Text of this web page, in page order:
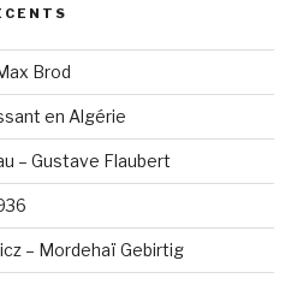
Brod
en Algérie
– Gustave Flaubert
– Mordehaï Gebirtig